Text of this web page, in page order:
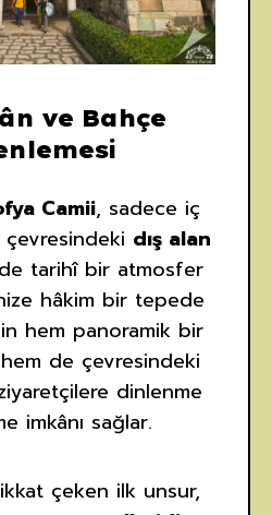
ve Bahçe
Camii, sadece iç
çevresindeki dış alan
de tarihî bir atmosfer
hâkim bir tepede
hem panoramik bir
de çevresindeki
dinlenme
imkânı sağlar.
çeken ilk unsur,